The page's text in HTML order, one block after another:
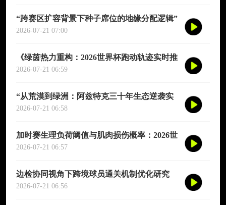
“跨赛区扩容背景下种子席位的地缘分配逻辑”
2026-07-21 07:00
《绿茵热力重构：2026世界杯跑动轨迹实时推
演图谱》
2026-07-21 06:59
“从荒漠到绿洲：阿兹特克三十年生态逆袭实
录”
2026-07-21 06:58
加时赛生理负荷阈值与肌肉损伤概率：2026世
界杯多维度预测模型
2026-07-21 06:57
边检协同视角下跨境球员通关机制优化研究
——以2026年联合世界杯为场景
2026-07-21 06:56